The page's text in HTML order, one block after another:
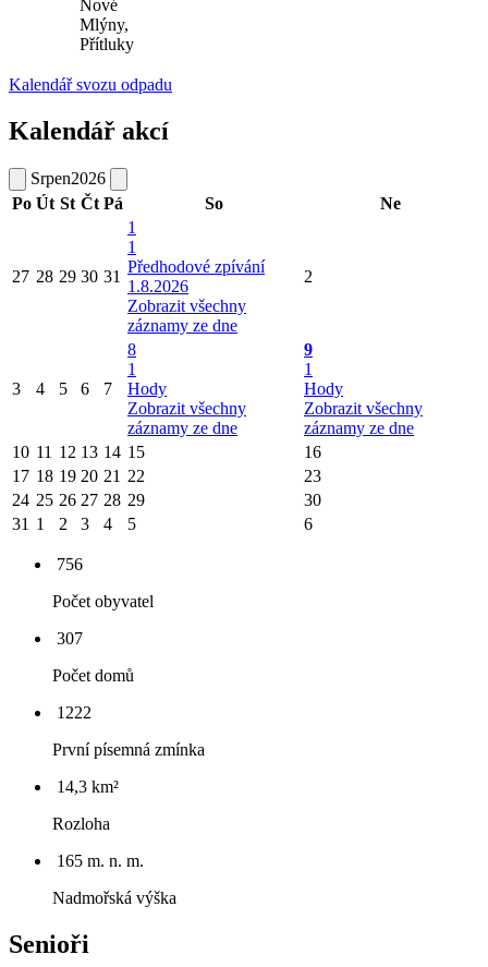
Nové
Mlýny,
Přítluky
Kalendář svozu odpadu
Kalendář akcí
Srpen2026
Po Út St Čt Pá So Ne
27 28 29 30 31
1
1
Předhodové zpívání
1.8.2026
Zobrazit všechny
záznamy ze dne
2
3 4 5 6 7
8
1
Hody
Zobrazit všechny
záznamy ze dne
9
1
Hody
Zobrazit všechny
záznamy ze dne
10 11 12 13 14 15
16
17 18 19 20 21 22
23
24 25 26 27 28 29
30
31 1 2 3 4 5 6
756
Počet obyvatel
307
Počet domů
1222
První písemná zmínka
14,3 km²
Rozloha
165 m. n. m.
Nadmořská výška
Senioři